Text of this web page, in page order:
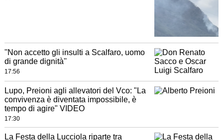
''Non accetto gli insulti a Scalfaro, uomo
di grande dignità''
17:56
Lupo, Preioni agli allevatori del Vco: "La
convivenza è diventata impossibile, è
tempo di agire" VIDEO
17:30
La Festa della Lucciola riparte tra